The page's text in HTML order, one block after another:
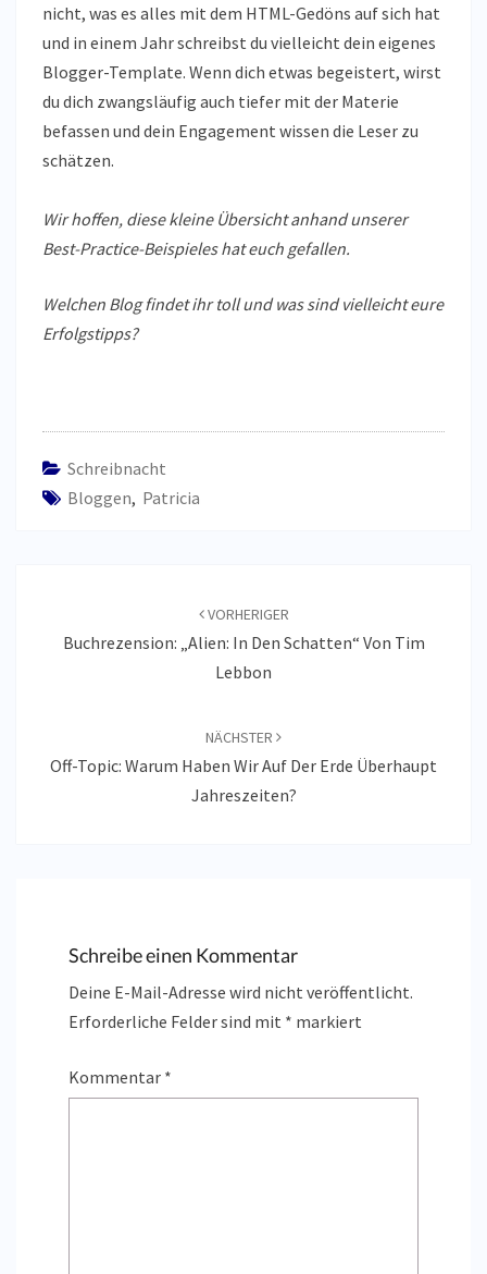
nicht, was es alles mit dem HTML-Gedöns auf sich hat
und in einem Jahr schreibst du vielleicht dein eigenes
Blogger-Template. Wenn dich etwas begeistert, wirst
du dich zwangsläufig auch tiefer mit der Materie
befassen und dein Engagement wissen die Leser zu
schätzen.
Wir hoffen, diese kleine Übersicht anhand unserer
Best-Practice-Beispieles hat euch gefallen.
Welchen Blog findet ihr toll und was sind vielleicht eure
Erfolgstipps?
Schreibnacht
Bloggen, Patricia
VORHERIGER
Buchrezension: „Alien: In Den Schatten“ Von Tim
Lebbon
NÄCHSTER
Off-Topic: Warum Haben Wir Auf Der Erde Überhaupt
Jahreszeiten?
Schreibe einen Kommentar
Deine E-Mail-Adresse wird nicht veröffentlicht.
Erforderliche Felder sind mit * markiert
Kommentar *